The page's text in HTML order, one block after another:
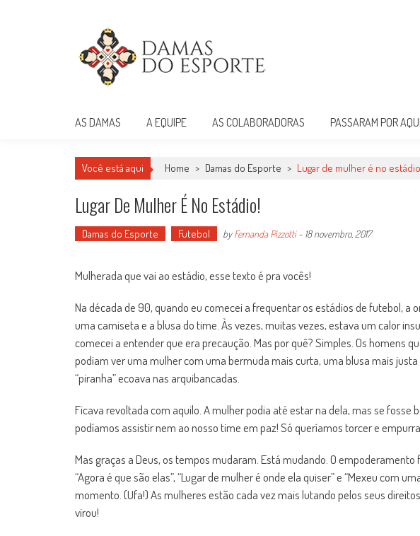
AS DAMAS A EQUIPE AS COLABORADORAS PASSARAM POR AQUI
Você está aqui Home > Damas do Esporte > Lugar de mulher é no
Lugar De Mulher É No Estádio!
Damas do Esporte Futebol byFernanda Pizzotti- 18 novembro, 2017
Mulherada que vai ao estádio, esse texto é pra vocês!
Na década de 90, quando eu comecei a frequentar os estádios de futebol, a
uma camiseta e a blusa do time. Às vezes, muitas vezes, estava um calor
comecei a entender que era precaução. Mas por quê? Simples. Os homens
podiam ver uma mulher com uma bermuda mais curta, uma blusa mais justa
“piranha” ecoava nas arquibancadas.
Ficava revoltada com aquilo. A mulher podia até estar na dela, mas se fosse
podíamos assistir nem ao nosso time em paz! Só queríamos torcer e
Mas graças a Deus, os tempos mudaram. Está mudando. O
“Agora é que são elas”, “Lugar de mulher é onde ela quiser” e “Mexeu com
momento. (Ufa!) As mulheres estão cada vez mais lutando pelos seus
virou!